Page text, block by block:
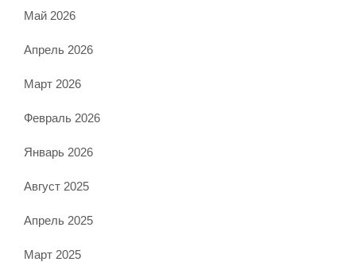
Май 2026
Апрель 2026
Март 2026
Февраль 2026
Январь 2026
Август 2025
Апрель 2025
Март 2025